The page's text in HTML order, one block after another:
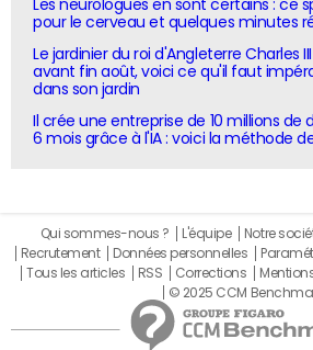
Les neurologues en sont certains : ce
pour le cerveau et quelques minutes
Le jardinier du roi d'Angleterre Charles
avant fin août, voici ce qu'il faut
dans son jardin
Il crée une entreprise de 10 millions de
6 mois grâce à l'IA : voici la méthode
Qui sommes-nous ? L'équipe Notre
Recrutement
Données personnelles
Tous les articles
RSS Corrections
© 2025 CCM